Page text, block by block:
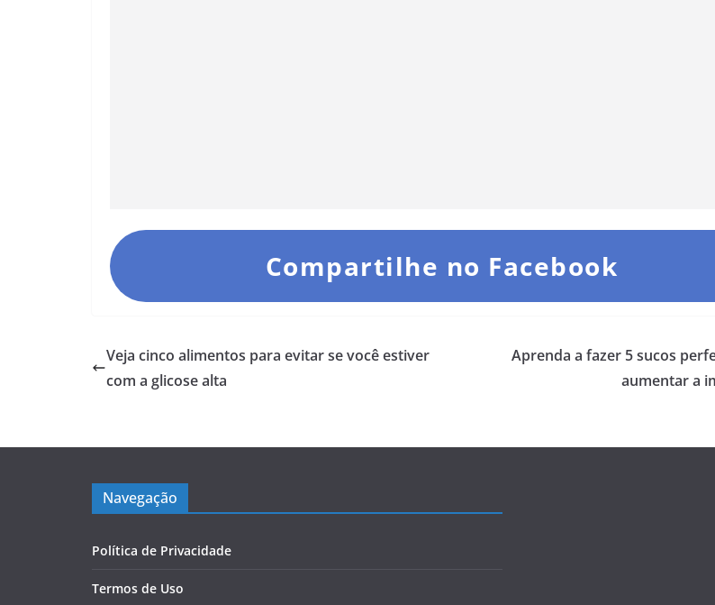
Compartilhe no Facebook
Veja cinco alimentos para evitar se você estiver
com a glicose alta
Aprenda a fazer 5 sucos
aumentar a
Navegação
Política de Privacidade
Termos de Uso